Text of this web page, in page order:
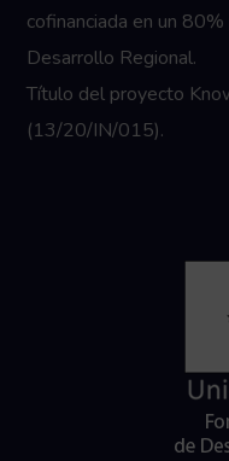
cofinanciada en un
Desarrollo Regional.
Título del proyecto
(13/20/IN/015).